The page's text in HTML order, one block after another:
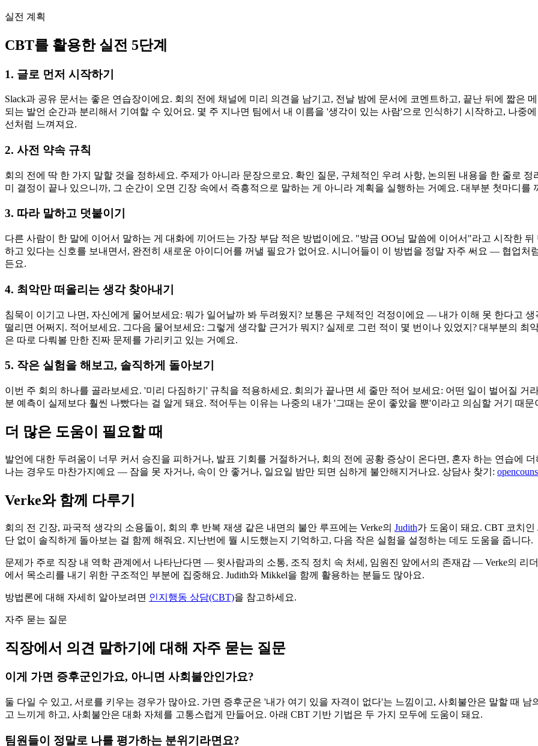
실전 계획
CBT를 활용한 실전 5단계
1. 글로 먼저 시작하기
Slack과 공유 문서는 좋은 연습장이에요. 회의 전에 채널에 미리 의견을 남기고, 전날 밤에 문서에 코멘트하고, 끝난 뒤에 짧은
되는 발언 순간과 분리해서 기여할 수 있어요. 몇 주 지나면 팀에서 내 이름을 '생각이 있는 사람'으로 인식하기 시작하고, 나중
선처럼 느껴져요.
2. 사전 약속 규칙
회의 전에 딱 한 가지 말할 것을 정하세요. 주제가 아니라 문장으로요. 확인 질문, 구체적인 우려 사항, 논의된 내용을 한 줄로
미 결정이 끝나 있으니까, 그 순간이 오면 긴장 속에서 즉흥적으로 말하는 게 아니라 계획을 실행하는 거예요. 대부분 첫마디를
3. 따라 말하고 덧붙이기
다른 사람이 한 말에 이어서 말하는 게 대화에 끼어드는 가장 부담 적은 방법이에요. "방금 OO님 말씀에 이어서"라고 시작한
하고 있다는 신호를 보내면서, 완전히 새로운 아이디어를 꺼낼 필요가 없어요. 시니어들이 이 방법을 정말 자주 써요 — 협업처
든요.
4. 최악만 떠올리는 생각 찾아내기
침묵이 이기고 나면, 자신에게 물어보세요: 뭐가 일어날까 봐 두려웠지? 보통은 구체적인 걱정이에요 — 내가 이해 못 한다고
떨리면 어쩌지. 적어보세요. 그다음 물어보세요: 그렇게 생각할 근거가 뭐지? 실제로 그런 적이 몇 번이나 있었지? 대부분의
은 따로 다뤄볼 만한 진짜 문제를 가리키고 있는 거예요.
5. 작은 실험을 해보고, 솔직하게 돌아보기
이번 주 회의 하나를 골라보세요. '미리 다짐하기' 규칙을 적용하세요. 회의가 끝나면 세 줄만 적어 보세요: 어떤 일이 벌어질 거
분 예측이 실제보다 훨씬 나빴다는 걸 알게 돼요. 적어두는 이유는 나중의 내가 '그때는 운이 좋았을 뿐'이라고 의심할 거기 때
더 많은 도움이 필요할 때
발언에 대한 두려움이 너무 커서 승진을 피하거나, 발표 기회를 거절하거나, 회의 전에 공황 증상이 온다면, 혼자 하는 연습에
나는 경우도 마찬가지예요 — 잠을 못 자거나, 속이 안 좋거나, 일요일 밤만 되면 심하게 불안해지거나요. 상담사 찾기:
Verke와 함께 다루기
회의 전 긴장, 파국적 생각의 소용돌이, 회의 후 반복 재생 같은 내면의 불안 루프에는 Verke의 Judith가 도움이 돼요. CBT 코치
단 없이 솔직하게 돌아보는 걸 함께 해줘요. 지난번에 뭘 시도했는지 기억하고, 다음 작은 실험을 설정하는 데도 도움을 줍니다.
문제가 주로 직장 내 역학 관계에서 나타난다면 — 윗사람과의 소통, 조직 정치 속 처세, 임원진 앞에서의 존재감 — Verke의 리
에서 목소리를 내기 위한 구조적인 부분에 집중해요. Judith와 Mikkel을 함께 활용하는 분들도 많아요.
방법론에 대해 자세히 알아보려면 인지행동 상담(CBT)을 참고하세요.
자주 묻는 질문
직장에서 의견 말하기에 대해 자주 묻는 질문
이게 가면 증후군인가요, 아니면 사회불안인가요?
둘 다일 수 있고, 서로를 키우는 경우가 많아요. 가면 증후군은 '내가 여기 있을 자격이 없다'는 느낌이고, 사회불안은 말할 때
고 느끼게 하고, 사회불안은 대화 자체를 고통스럽게 만들어요. 아래 CBT 기반 기법은 두 가지 모두에 도움이 돼요.
팀원들이 정말로 나를 평가하는 분위기라면요?